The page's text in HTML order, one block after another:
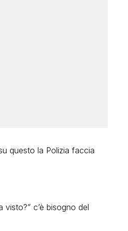
questo la Polizia faccia
visto?” c’è bisogno del